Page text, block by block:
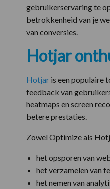
gebruikerservaring te
betrokkenheid van je
van conversies.
Hotjar
Hotjar is een populaire
feedback van
heatmaps en screen
betere prestaties.
Zowel Optimize als
het opsporen van
het verzamelen van
het nemen van